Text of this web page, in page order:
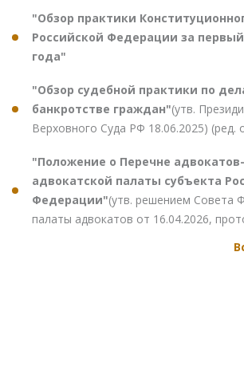
"Обзор практики
Российской Федерации за первый
года"
"Обзор судебной практики по
банкротстве граждан"(утв.
Верховного Суда РФ 18.06.2025) (ред.
"Положение о Перечне
адвокатской палаты субъекта
Федерации"(утв. решением Совета
палаты адвокатов от 16.04.2026,